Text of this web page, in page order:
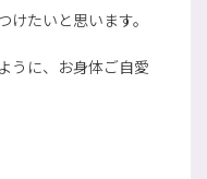
たいと思います。
うに、お身体ご自愛